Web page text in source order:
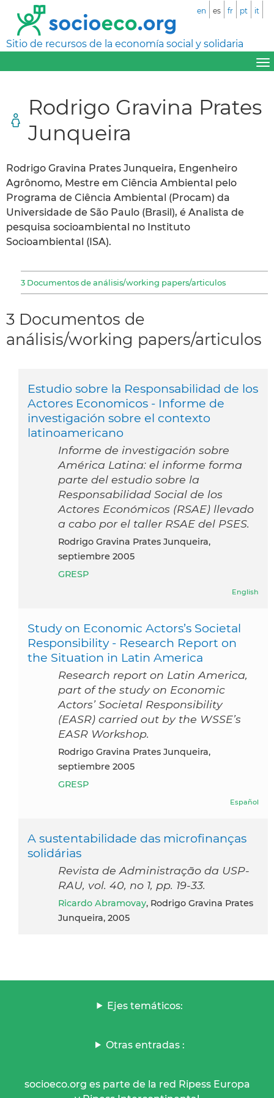
Sitio de recursos de la economía social y solidaria
en es fr pt it
Rodrigo Gravina Prates
Junqueira
Rodrigo Gravina Prates Junqueira, Engenheiro
Agrônomo, Mestre em Ciência Ambiental pelo
Programa de Ciência Ambiental (Procam) da
Universidade de São Paulo (Brasil), é Analista de
pesquisa socioambiental no Instituto
Socioambiental (ISA).
3 Documentos de análisis/working papers/articulos
3 Documentos de
análisis/working papers/articulos
Estudio sobre la Responsabilidad de los
Actores Economicos - Informe de
investigación sobre el contexto
latinoamericano
Informe de investigación sobre
América Latina: el informe forma
parte del estudio sobre la
Responsabilidad Social de los
Actores Económicos (RSAE) llevado
a cabo por el taller RSAE del PSES.
Rodrigo Gravina Prates Junqueira,
septiembre 2005
GRESP
English
Study on Economic Actors’s Societal
Responsibility - Research Report on
the Situation in Latin America
Research report on Latin America,
part of the study on Economic
Actors’ Societal Responsibility
(EASR) carried out by the WSSE’s
EASR Workshop.
Rodrigo Gravina Prates Junqueira,
septiembre 2005
GRESP
Español
A sustentabilidade das microfinanças
solidárias
Revista de Administração da USP-
RAU, vol. 40, no 1, pp. 19-33.
Ricardo Abramovay, Rodrigo Gravina Prates
Junqueira, 2005
Ejes temáticos:
Otras entradas :
socioeco.org es parte de la red Ripess Europa